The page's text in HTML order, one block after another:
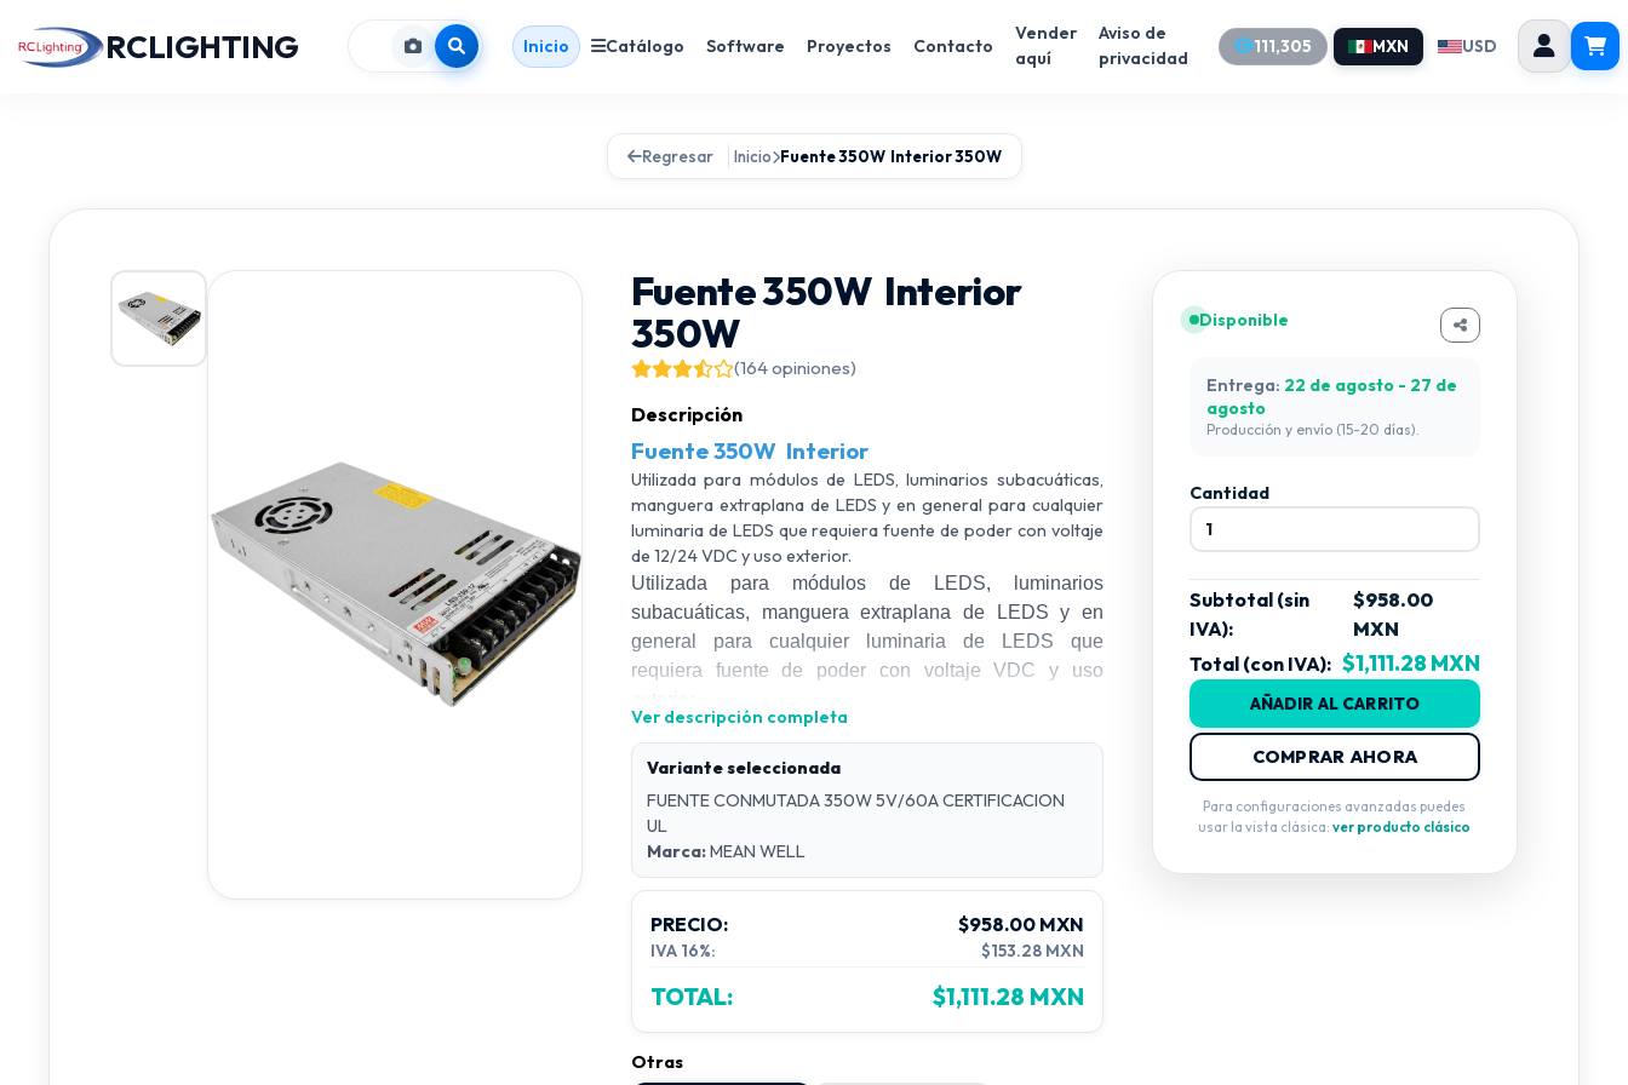
RCLIGHTING Inicio Catálogo Software Proyectos Contacto
Vender
aquí
Aviso de
privacidad
111,305 MXN USD
Regresar Inicio Fuente 350W Interior 350W
Fuente 350W Interior
350W
(164 opiniones)
Descripción
Fuente 350W Interior
Utilizada para módulos de LEDS, luminarios subacuáticas,
manguera extraplana de LEDS y en general para cualquier
luminaria de LEDS que requiera fuente de poder con voltaje
de 12/24 VDC y uso exterior.
Utilizada para módulos de LEDS, luminarios
subacuáticas, manguera extraplana de LEDS y en
general para cualquier luminaria de LEDS que
requiera fuente de poder con voltaje VDC y uso
CARACTERISTICAS
*Modelo:
LRS-350-05
*Voltaje de salida 5VDC
*Amperes:60A
* watts:350W
*Modelo:LRS-350-12
*Voltaje de alimentación:
*Voltaje de salida 12V
--------------------------------------------------------------------
Ver descripción completa
Variante seleccionada
FUENTE CONMUTADA 350W 5V/60A CERTIFICACION
UL
Marca:MEAN WELL
PRECIO: $958.00 MXN
IVA 16%: $153.28 MXN
TOTAL: $1,111.28 MXN
Otras
Disponible
Entrega: 22 de agosto - 27 de
agosto
Producción y envío (15-20 días).
Cantidad
Subtotal (sin
IVA):
$958.00
MXN
Total (con IVA): $1,111.28 MXN
AÑADIR AL CARRITO
COMPRAR AHORA
Para configuraciones avanzadas puedes
usar la vista clásica:ver producto clásico